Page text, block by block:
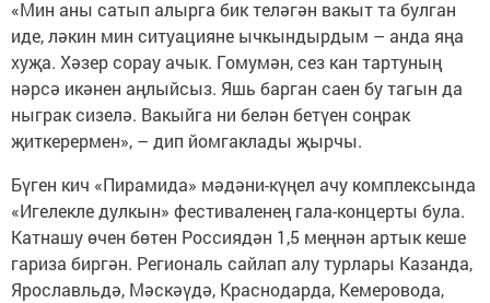
«Мин аны сатып алырга бик теләгән вакыт та булган
иде, ләкин мин ситуацияне ычкындырдым – анда яңа
хуҗа. Хәзер сорау ачык. Гомумән, сез кан тартуның
нәрсә икәнен аңлыйсыз. Яшь барган саен бу тагын да
ныграк сизелә. Вакыйга ни белән бетүен соңрак
җиткерермен», – дип йомгаклады җырчы.
Бүген кич «Пирамида» мәдәни-күңел ачу комплексында
«Игелекле дулкын» фестиваленең гала-концерты була.
Катнашу өчен бөтен Россиядән 1,5 меңнән артык кеше
гариза биргән. Региональ сайлап алу турлары Казанда,
Ярославльдә, Мәскәүдә, Краснодарда, Кемеровода,